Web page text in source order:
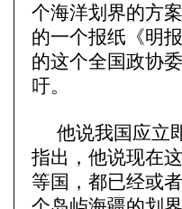
个海洋划界的方
的一个报纸《明
的这个全国政协
吁。
他说我国应立
指出，他说现在
等国，都已经或